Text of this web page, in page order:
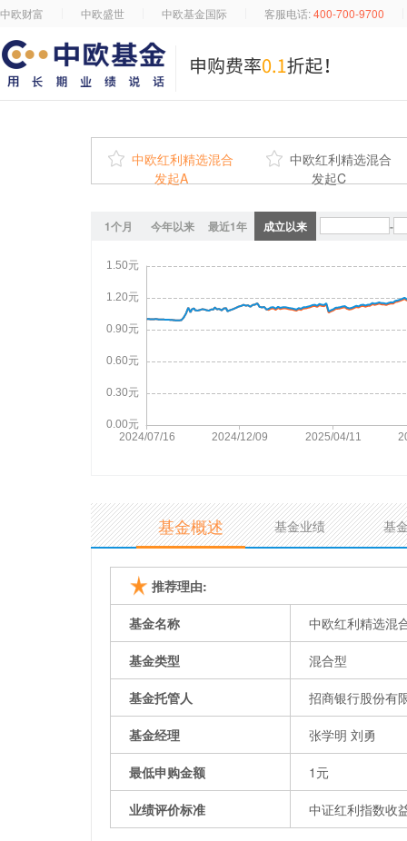
中欧财富 中欧盛世 中欧基金国际 客服电话:400-700-9700
 中欧红利精选混合
发起A
 中欧红利精选混合
发起C
1个月 今年以来 最近1年 成立以来 -
基金概述 基金业绩 基
推荐理由:
基金名称 中欧红利精选混
基金类型 混合型
基金托管人 招商银行股份有
基金经理 张学明 刘勇
最低申购金额 1元
业绩评价标准 中证红利指数收